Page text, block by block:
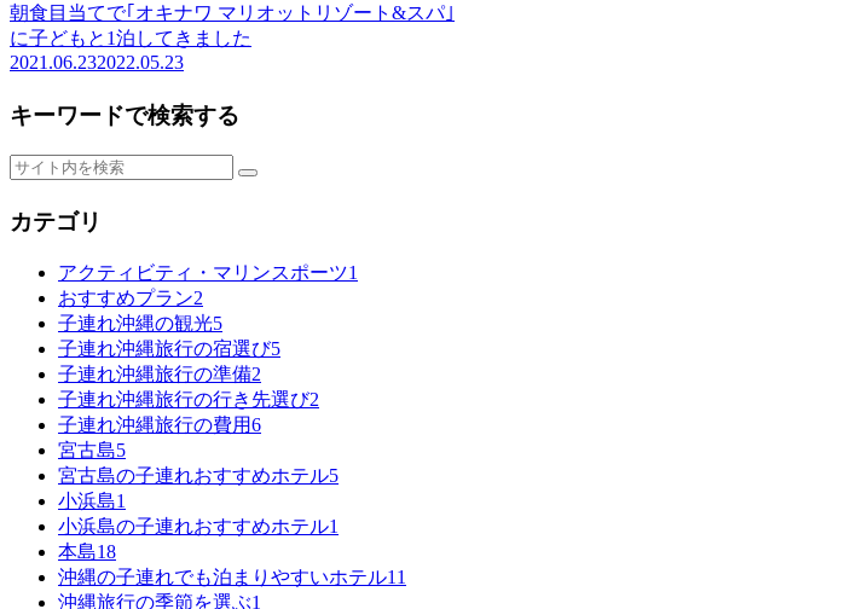
朝食目当てで｢オキナワ マリオットリゾート&スパ｣
に子どもと1泊してきました
2021.06.232022.05.23
キーワードで検索する
カテゴリ
アクティビティ・マリンスポーツ1
おすすめプラン2
子連れ沖縄の観光5
子連れ沖縄旅行の宿選び5
子連れ沖縄旅行の準備2
子連れ沖縄旅行の行き先選び2
子連れ沖縄旅行の費用6
宮古島5
宮古島の子連れおすすめホテル5
小浜島1
小浜島の子連れおすすめホテル1
本島18
沖縄の子連れでも泊まりやすいホテル11
沖縄旅行の季節を選ぶ1